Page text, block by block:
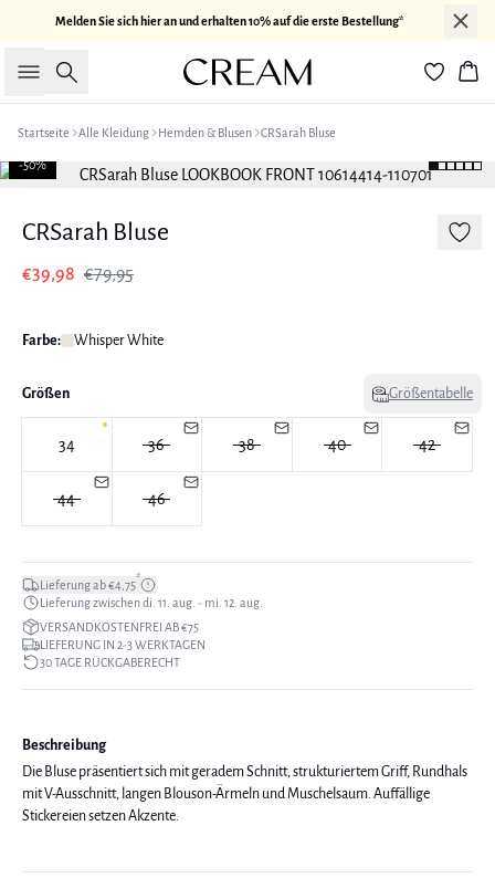
Melden Sie sich hier an und erhalten 10% auf die erste Bestellung*
Suche
Startseite Alle Kleidung Hemden & Blusen CRSarah Bluse
-50%
CRSarah Bluse
€39,98 €79,95
Farbe: Whisper White
Größen Größentabelle
34 36 38 40 42
44 46
Lieferung ab €4,75*
Lieferung zwischen di. 11. aug. - mi. 12. aug.
VERSANDKOSTENFREI AB €75
LIEFERUNG IN 2-3 WERKTAGEN
30 TAGE RÜCKGABERECHT
Beschreibung
Die Bluse präsentiert sich mit geradem Schnitt, strukturiertem Griff, Rundhals
mit V-Ausschnitt, langen Blouson-Ärmeln und Muschelsaum. Auffällige
Stickereien setzen Akzente.